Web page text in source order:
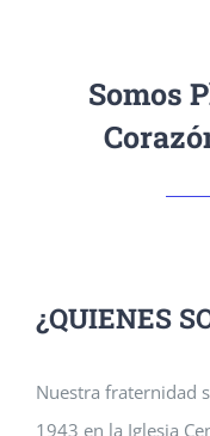
Somos
¿QUIENES
Nuestra fraternidad
1943 en la Iglesia